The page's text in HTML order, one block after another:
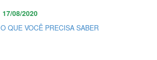
17/08/2020
O QUE VOCÊ PRECISA SABER